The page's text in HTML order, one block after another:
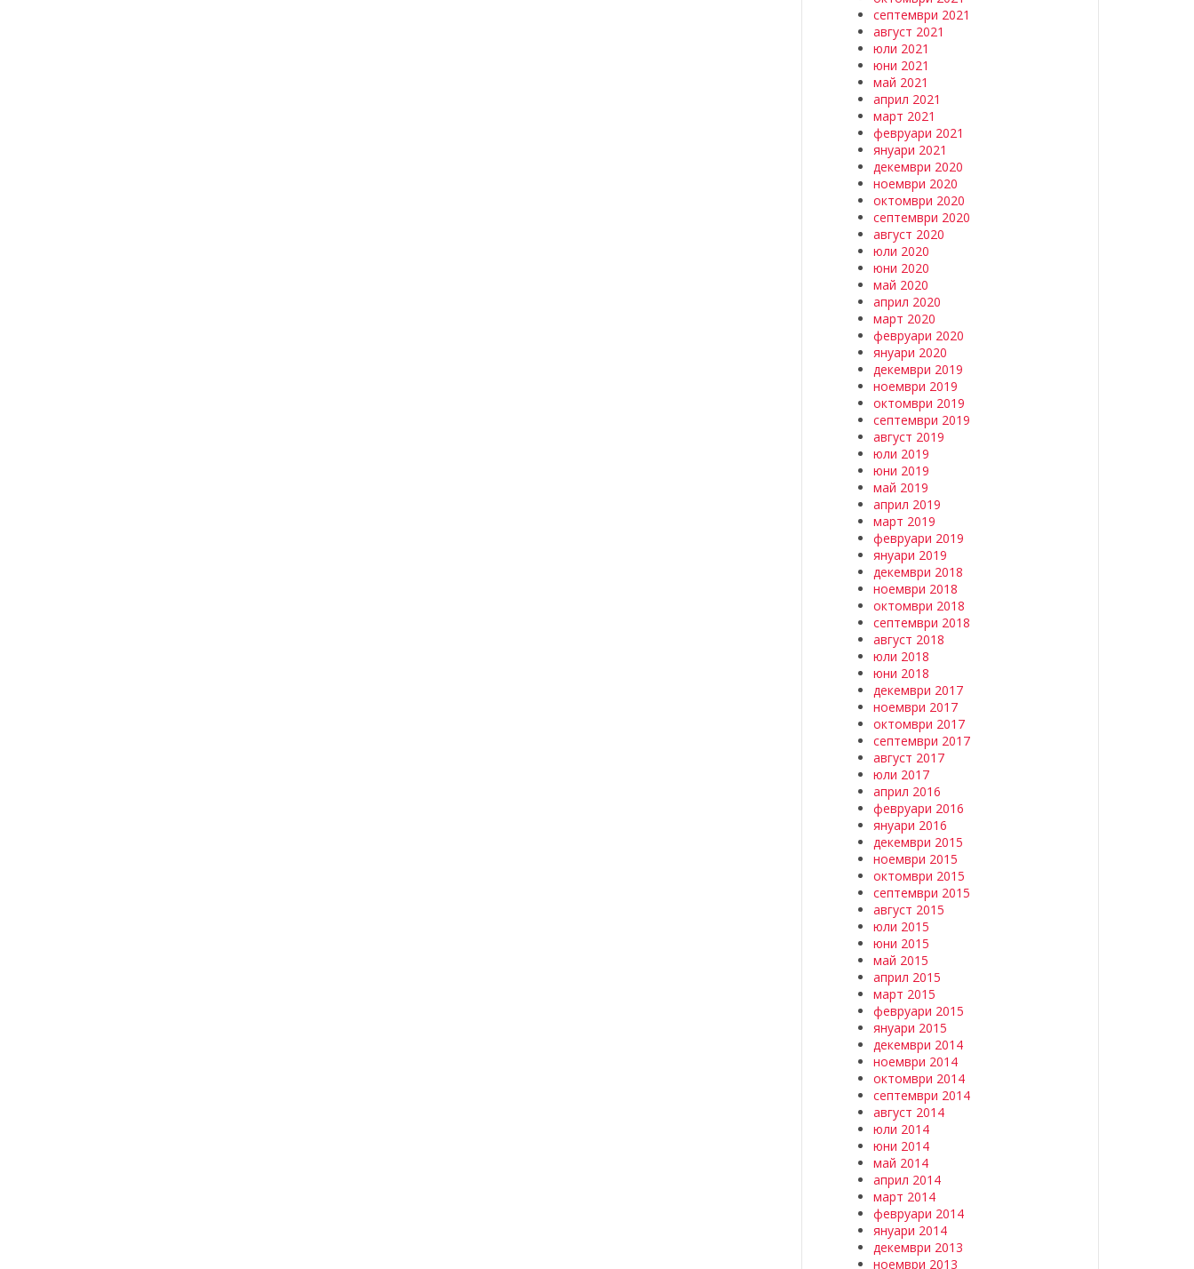
септември 2021
август 2021
юли 2021
юни 2021
май 2021
април 2021
март 2021
февруари 2021
януари 2021
декември 2020
ноември 2020
октомври 2020
септември 2020
август 2020
юли 2020
юни 2020
май 2020
април 2020
март 2020
февруари 2020
януари 2020
декември 2019
ноември 2019
октомври 2019
септември 2019
август 2019
юли 2019
юни 2019
май 2019
април 2019
март 2019
февруари 2019
януари 2019
декември 2018
ноември 2018
октомври 2018
септември 2018
август 2018
юли 2018
юни 2018
декември 2017
ноември 2017
октомври 2017
септември 2017
август 2017
юли 2017
април 2016
февруари 2016
януари 2016
декември 2015
ноември 2015
октомври 2015
септември 2015
август 2015
юли 2015
юни 2015
май 2015
април 2015
март 2015
февруари 2015
януари 2015
декември 2014
ноември 2014
октомври 2014
септември 2014
август 2014
юли 2014
юни 2014
май 2014
април 2014
март 2014
февруари 2014
януари 2014
декември 2013
ноември 2013